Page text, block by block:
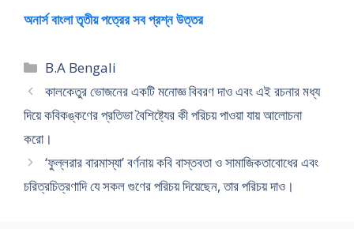
অনার্স বাংলা তৃতীয় পত্রের সব প্রশ্ন উত্তর
Categories
B.A Bengali
কালকেতুর ভোজনের একটি মনোজ্ঞ বিবরণ দাও এবং এই রচনার মধ্য
দিয়ে কবিকঙ্কণের প্রতিভা বৈশিষ্ট্যের কী পরিচয় পাওয়া যায় আলোচনা
করো।
‘ফুল্লরার বারমাস্যা’ বর্ণনায় কবি বাস্তবতা ও সামাজিকতাবোধের এবং
চরিত্রচিত্রণাদি যে সকল গুণের পরিচয় দিয়েছেন, তার পরিচয় দাও।